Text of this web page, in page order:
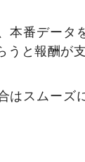
本番データ
うと報酬が
はスムーズ